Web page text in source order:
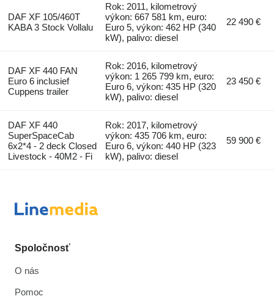
DAF XF 105/460T
KABA 3 Stock Vollalu
Rok: 2011, kilometrový
výkon: 667 581 km, euro:
Euro 5, výkon: 462 HP (340
kW), palivo: diesel
22 490 €
DAF XF 440 FAN
Euro 6 inclusief
Cuppens trailer
Rok: 2016, kilometrový
výkon: 1 265 799 km, euro:
Euro 6, výkon: 435 HP (320
kW), palivo: diesel
23 450 €
DAF XF 440
SuperSpaceCab
6x2*4 - 2 deck Closed
Livestock - 40M2 - Fi
Rok: 2017, kilometrový
výkon: 435 706 km, euro:
Euro 6, výkon: 440 HP (323
kW), palivo: diesel
59 900 €
Spoločnosť
O nás
Pomoc